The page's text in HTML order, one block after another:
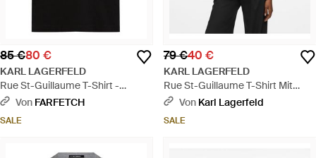
85 €80 €
KARL LAGERFELD
Rue St-Guillaume T-Shirt -
Schwarz
Von FARFETCH
SALE
79 €40 €
KARL LAGERFELD
Rue St-Guillaume T-Shirt Mit
Glitzer, Damen, Größe - Grün
Von Karl Lagerfeld
SALE